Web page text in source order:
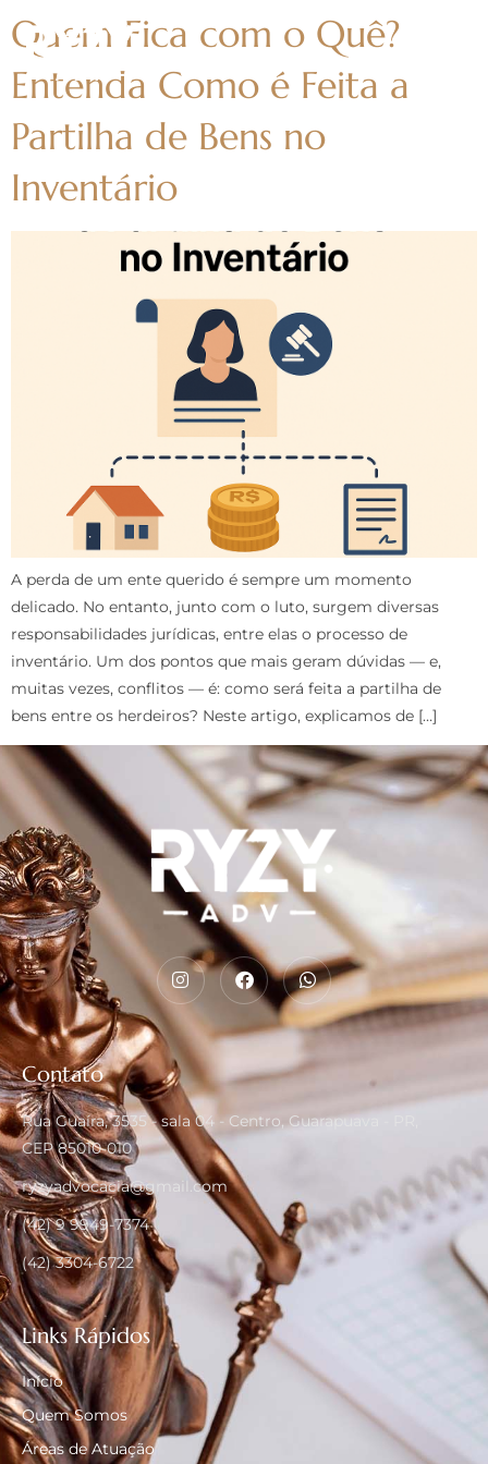
Quem Fica com o Quê?
Entenda Como é Feita a
Partilha de Bens no
Inventário
A perda de um ente querido é sempre um momento
delicado. No entanto, junto com o luto, surgem diversas
responsabilidades jurídicas, entre elas o processo de
inventário. Um dos pontos que mais geram dúvidas — e,
muitas vezes, conflitos — é: como será feita a partilha de
bens entre os herdeiros? Neste artigo, explicamos de […]
Contato
Rua Guaíra, 3535 - sala 04 - Centro, Guarapuava - PR,
CEP 85010-010
ryzyadvocacia@gmail.com
(42) 9 9949-7374
(42) 3304-6722
Links Rápidos
Início
Quem Somos
Áreas de Atuação